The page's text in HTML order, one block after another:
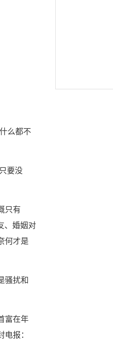
么都不
要没
只有
、婚姻对
何才是
骚扰和
富在年
报：